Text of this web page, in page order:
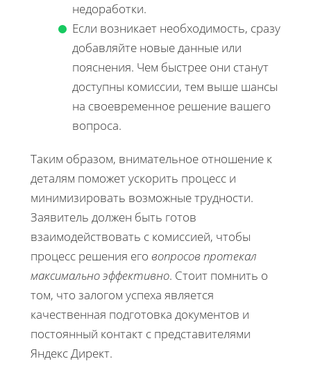
недоработки.
Если возникает необходимость, сразу
добавляйте новые данные или
пояснения. Чем быстрее они станут
доступны комиссии, тем выше шансы
на своевременное решение вашего
вопроса.
Таким образом, внимательное отношение к
деталям поможет ускорить процесс и
минимизировать возможные трудности.
Заявитель должен быть готов
взаимодействовать с комиссией, чтобы
процесс решения его вопросов протекал
максимально эффективно. Стоит помнить о
том, что залогом успеха является
качественная подготовка документов и
постоянный контакт с представителями
Яндекс Директ.